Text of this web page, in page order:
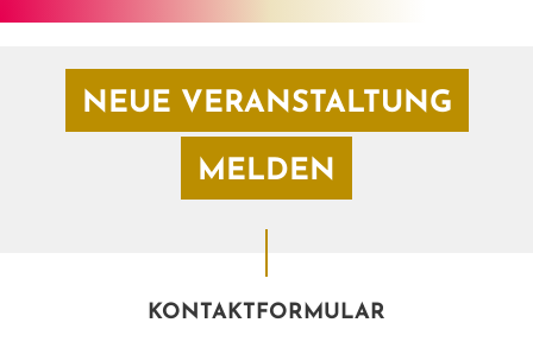
NEUE VERANSTALTUNG
MELDEN
KONTAKTFORMULAR